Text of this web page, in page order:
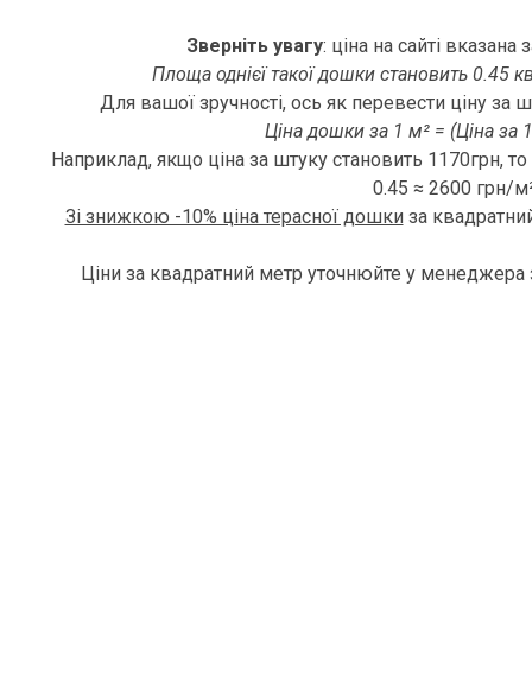
Зверніть увагу: ціна на сайті
Площа однієї такої дошки становить 0.45
Для вашої зручності, ось як перевести ціну за
Ціна дошки за 1 м² = (Ціна за
Наприклад, якщо ціна за штуку становить 1170грн,
0.45 ≈ 2600 грн/
Зі знижкою -10% ціна терасної дошкиза
Ціни за квадратний метр уточнюйте у